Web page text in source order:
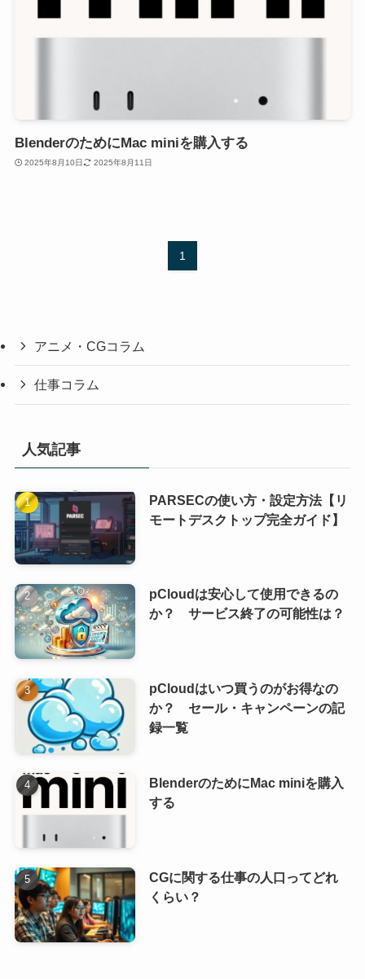
BlenderのためにMac miniを購入する
2025年8月10日 2025年8月11日
1
アニメ・CGコラム
仕事コラム
人気記事
PARSECの使い方・設定方法【リ
モートデスクトップ完全ガイド】
pCloudは安心して使用できるの
か？ サービス終了の可能性は？
pCloudはいつ買うのがお得なの
か？ セール・キャンペーンの記
録一覧
BlenderのためにMac miniを購入
する
CGに関する仕事の人口ってどれ
くらい？